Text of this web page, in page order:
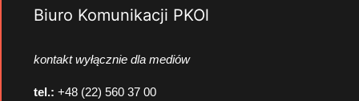
Biuro Komunikacji PKOl
kontakt wyłącznie dla mediów
tel.: +48 (22) 560 37 00